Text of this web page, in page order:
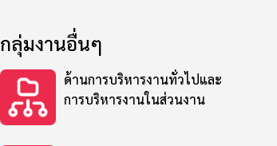
กลุ่มงานอื่นๆ
ด้านการบริหารงานทั่วไปและ
การบริหารงานในส่วนงาน